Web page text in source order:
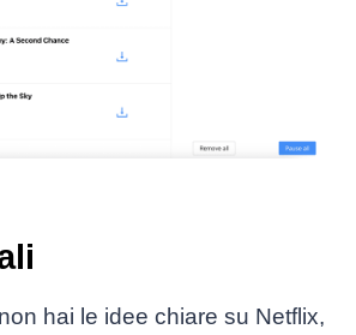
hai le idee chiare su Netflix,